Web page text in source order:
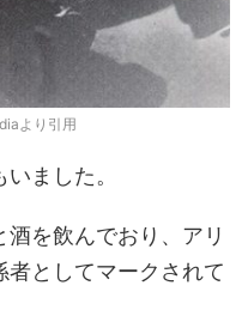
より引用
ました。
を飲んでおり、アリ
としてマークされて